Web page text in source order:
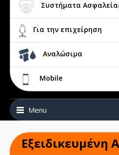
Συστήματα
Για την επιχείρηση
Αναλώσιμα
Mobile
Menu
Εξειδικευμένη